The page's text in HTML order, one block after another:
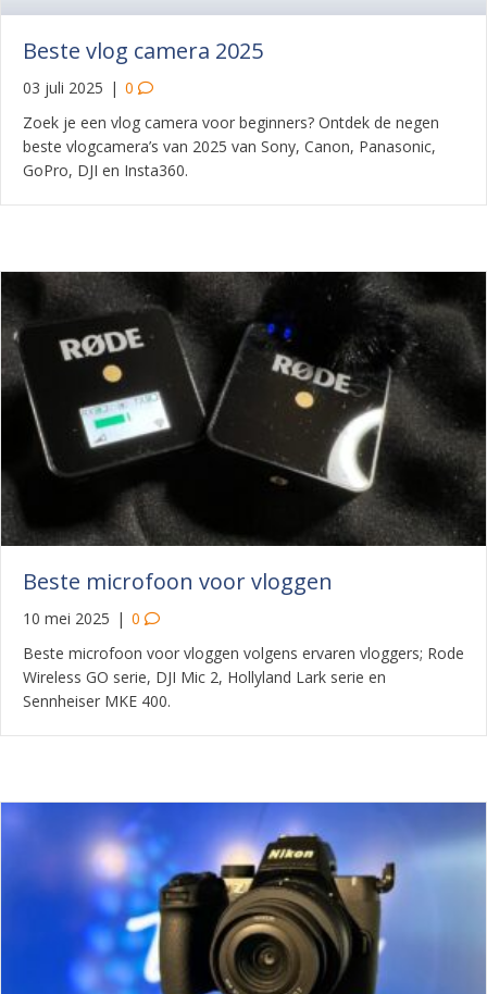
Beste vlog camera 2025
03 juli 2025 | 0
Zoek je een vlog camera voor beginners? Ontdek de negen
beste vlogcamera’s van 2025 van Sony, Canon, Panasonic,
GoPro, DJI en Insta360.
Beste microfoon voor vloggen
10 mei 2025 | 0
Beste microfoon voor vloggen volgens ervaren vloggers; Rode
Wireless GO serie, DJI Mic 2, Hollyland Lark serie en
Sennheiser MKE 400.